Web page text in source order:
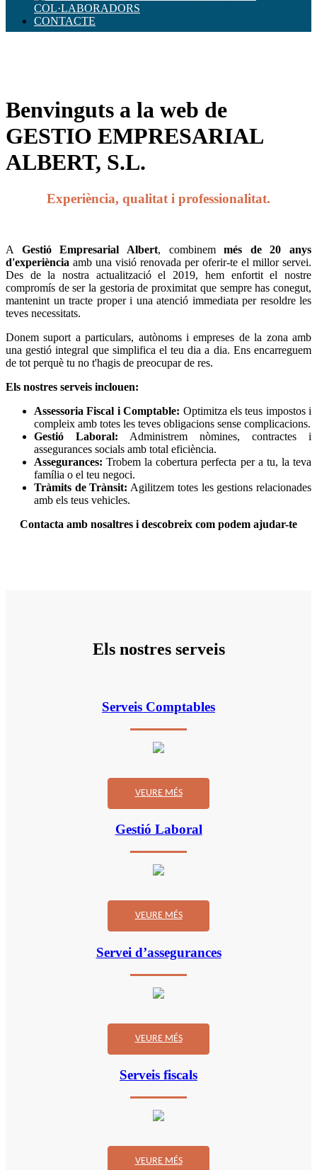
COL·LABORADORS
CONTACTE
Benvinguts a la web de
GESTIO EMPRESARIAL
ALBERT, S.L.
Experiència, qualitat i professionalitat.
A Gestió Empresarial Albert, combinemmés de 20 anys
d'experiència amb una visió renovada per oferir-te el millor servei.
Des de la nostra actualització el 2019, hem enfortit el nostre
compromís de ser la gestoria de proximitat que sempre has conegut,
mantenint un tracte proper i una atenció immediata per resoldre les
teves necessitats.
Donem suport a particulars, autònoms i empreses de la zona amb
una gestió integral que simplifica el teu dia a dia. Ens encarreguem
de tot perquè tu no t'hagis de preocupar de res.
Els nostres serveis inclouen:
Assessoria Fiscal i Comptable: Optimitza els teus impostos i
compleix amb totes les teves obligacions sense complicacions.
Gestió Laboral: Administrem nòmines, contractes i
assegurances socials amb total eficiència.
Assegurances: Trobem la cobertura perfecta per a tu, la teva
família o el teu negoci.
Tràmits de Trànsit: Agilitzem totes les gestions relacionades
amb els teus vehicles.
Contacta amb nosaltres i descobreix com podem ajudar-te
Els nostres serveis
Serveis Comptables
VEURE MÉS
Gestió Laboral
VEURE MÉS
Servei d’assegurances
VEURE MÉS
Serveis fiscals
VEURE MÉS